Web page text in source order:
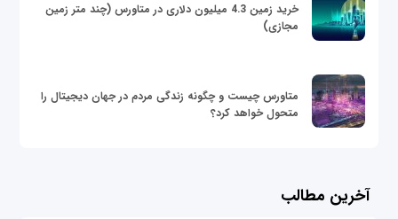
خرید زمین 4.3 میلیون دلاری در متاورس (چند متر زمین
مجازی)
متاورس چیست و چگونه زندگی مردم در جهان دیجیتال را
متحول خواهد کرد؟
آخرین مطالب